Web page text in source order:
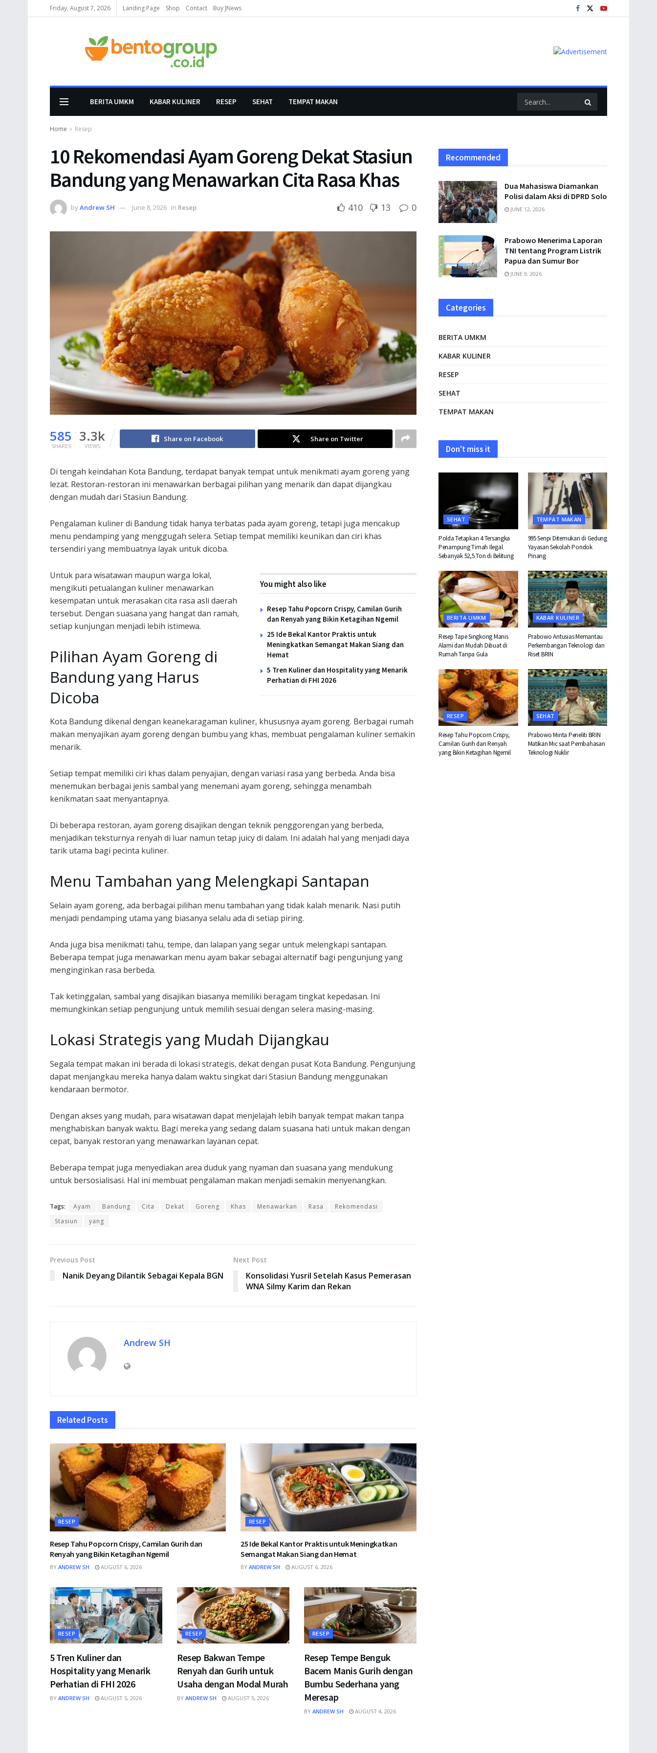
Friday, August 7, 2026 Landing Page Shop Contact Buy JNews
BERITA UMKM KABAR KULINER RESEP SEHAT TEMPAT MAKAN
Home Resep
10 Rekomendasi Ayam Goreng Dekat Stasiun
Bandung yang Menawarkan Cita Rasa Khas
byAndrew SH June 8, 2026 in Resep 410 13 0
585
SHARES
3.3k
VIEWS
Share on Facebook Share on Twitter
Di tengah keindahan Kota Bandung, terdapat banyak tempat untuk menikmati ayam goreng yang
lezat. Restoran-restoran ini menawarkan berbagai pilihan yang menarik dan dapat dijangkau
dengan mudah dari Stasiun Bandung.
Pengalaman kuliner di Bandung tidak hanya terbatas pada ayam goreng, tetapi juga mencakup
menu pendamping yang menggugah selera. Setiap tempat memiliki keunikan dan ciri khas
tersendiri yang membuatnya layak untuk dicoba.
You might also like
Resep Tahu Popcorn Crispy, Camilan Gurih
dan Renyah yang Bikin Ketagihan Ngemil
25 Ide Bekal Kantor Praktis untuk
Meningkatkan Semangat Makan Siang dan
Hemat
5 Tren Kuliner dan Hospitality yang Menarik
Perhatian di FHI 2026
Untuk para wisatawan maupun warga lokal,
mengikuti petualangan kuliner menawarkan
kesempatan untuk merasakan cita rasa asli daerah
tersebut. Dengan suasana yang hangat dan ramah,
setiap kunjungan menjadi lebih istimewa.
Pilihan Ayam Goreng di
Bandung yang Harus
Dicoba
Kota Bandung dikenal dengan keanekaragaman kuliner, khususnya ayam goreng. Berbagai rumah
makan menyajikan ayam goreng dengan bumbu yang khas, membuat pengalaman kuliner semakin
menarik.
Setiap tempat memiliki ciri khas dalam penyajian, dengan variasi rasa yang berbeda. Anda bisa
menemukan berbagai jenis sambal yang menemani ayam goreng, sehingga menambah
kenikmatan saat menyantapnya.
Di beberapa restoran, ayam goreng disajikan dengan teknik penggorengan yang berbeda,
menjadikan teksturnya renyah di luar namun tetap juicy di dalam. Ini adalah hal yang menjadi daya
tarik utama bagi pecinta kuliner.
Menu Tambahan yang Melengkapi Santapan
Selain ayam goreng, ada berbagai pilihan menu tambahan yang tidak kalah menarik. Nasi putih
menjadi pendamping utama yang biasanya selalu ada di setiap piring.
Anda juga bisa menikmati tahu, tempe, dan lalapan yang segar untuk melengkapi santapan.
Beberapa tempat juga menawarkan menu ayam bakar sebagai alternatif bagi pengunjung yang
menginginkan rasa berbeda.
Tak ketinggalan, sambal yang disajikan biasanya memiliki beragam tingkat kepedasan. Ini
memungkinkan setiap pengunjung untuk memilih sesuai dengan selera masing-masing.
Lokasi Strategis yang Mudah Dijangkau
Segala tempat makan ini berada di lokasi strategis, dekat dengan pusat Kota Bandung. Pengunjung
dapat menjangkau mereka hanya dalam waktu singkat dari Stasiun Bandung menggunakan
kendaraan bermotor.
Dengan akses yang mudah, para wisatawan dapat menjelajah lebih banyak tempat makan tanpa
menghabiskan banyak waktu. Bagi mereka yang sedang dalam suasana hati untuk makan dengan
cepat, banyak restoran yang menawarkan layanan cepat.
Beberapa tempat juga menyediakan area duduk yang nyaman dan suasana yang mendukung
untuk bersosialisasi. Hal ini membuat pengalaman makan menjadi semakin menyenangkan.
Tags: Ayam Bandung Cita Dekat Goreng Khas Menawarkan Rasa
Rekomendasi
Stasiun
yang
Previous Post
Nanik Deyang Dilantik Sebagai Kepala BGN
Next Post
Konsolidasi Yusril Setelah Kasus Pemerasan
WNA Silmy Karim dan Rekan
Andrew SH
Related Posts
RESEP
Resep Tahu Popcorn Crispy, Camilan Gurih dan
Renyah yang Bikin Ketagihan Ngemil
BY ANDREW SH AUGUST 6, 2026
RESEP
25 Ide Bekal Kantor Praktis untuk Meningkatkan
Semangat Makan Siang dan Hemat
BY ANDREW SH AUGUST 6, 2026
RESEP
5 Tren Kuliner dan
Hospitality yang Menarik
Perhatian di FHI 2026
BY ANDREW SH AUGUST 5, 2026
RESEP
Resep Bakwan Tempe
Renyah dan Gurih untuk
Usaha dengan Modal Murah
BY ANDREW SH AUGUST 5, 2026
RESEP
Resep Tempe Benguk
Bacem Manis Gurih dengan
Bumbu Sederhana yang
Meresap
BY ANDREW SH AUGUST 4, 2026
Recommended
Dua Mahasiswa Diamankan
Polisi dalam Aksi di DPRD Solo
JUNE 12, 2026
Prabowo Menerima Laporan
TNI tentang Program Listrik
Papua dan Sumur Bor
JUNE 9, 2026
Categories
BERITA UMKM
KABAR KULINER
RESEP
SEHAT
TEMPAT MAKAN
Don't miss it
SEHAT
Polda Tetapkan 4 Tersangka
Penampung Timah Ilegal
Sebanyak 52,5 Ton di Belitung
TEMPAT MAKAN
995 Senpi Ditemukan di Gedung
Yayasan Sekolah Pondok
Pinang
BERITA UMKM
Resep Tape Singkong Manis
Alami dan Mudah Dibuat di
Rumah Tanpa Gula
KABAR KULINER
Prabowo Antusias Memantau
Perkembangan Teknologi dan
Riset BRIN
RESEP
Resep Tahu Popcorn Crispy,
Camilan Gurih dan Renyah
yang Bikin Ketagihan Ngemil
SEHAT
Prabowo Minta Peneliti BRIN
Matikan Mic saat Pembahasan
Teknologi Nuklir